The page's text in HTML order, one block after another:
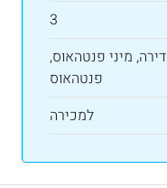
3
דירה, מיני פנטהאוס,
פנטהאוס
למכירה